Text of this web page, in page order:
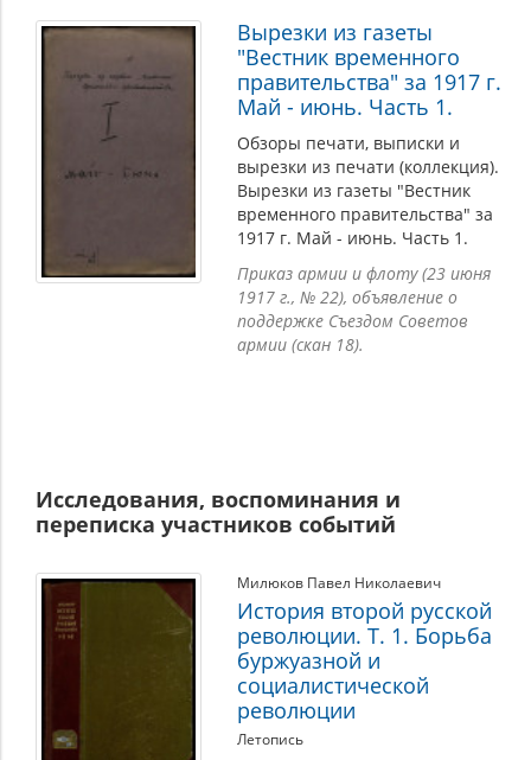
Вырезки из газеты
"Вестник временного
правительства" за 1917 г.
Май - июнь. Часть 1.
Обзоры печати, выписки и
вырезки из печати (коллекция).
Вырезки из газеты "Вестник
временного правительства" за
1917 г. Май - июнь. Часть 1.
Приказ армии и флоту (23 июня
1917 г., № 22), объявление о
поддержке Съездом Советов
армии (скан 18).
Исследования, воспоминания и
переписка участников событий
Милюков Павел Николаевич
История второй русской
революции. Т. 1. Борьба
буржуазной и
социалистической
революции
Летопись